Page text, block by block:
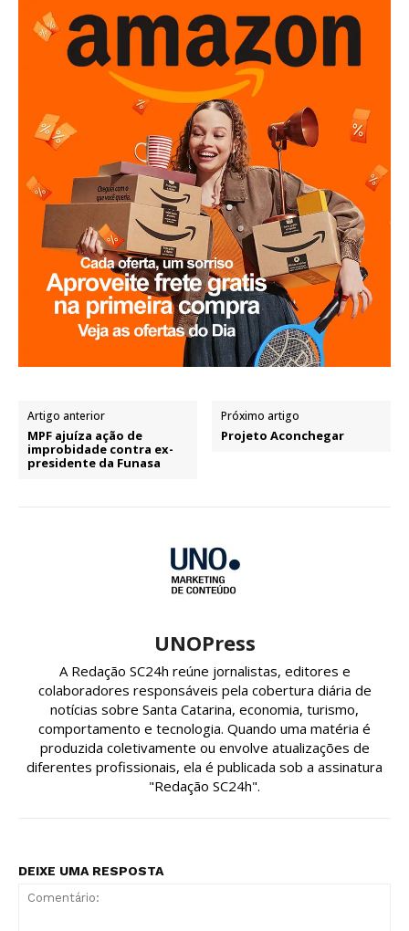
Artigo anterior
MPF ajuíza ação de
improbidade contra ex-
presidente da Funasa
Próximo artigo
Projeto Aconchegar
UNOPress
A Redação SC24h reúne jornalistas, editores e
colaboradores responsáveis pela cobertura diária de
notícias sobre Santa Catarina, economia, turismo,
comportamento e tecnologia. Quando uma matéria é
produzida coletivamente ou envolve atualizações de
diferentes profissionais, ela é publicada sob a assinatura
"Redação SC24h".
DEIXE UMA RESPOSTA